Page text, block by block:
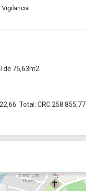
Vigilancia
de 75,63m2.
Total: CRC 258 855,77